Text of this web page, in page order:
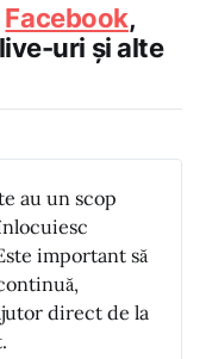
Facebook,
uri și alte
au un scop
important să
direct de la